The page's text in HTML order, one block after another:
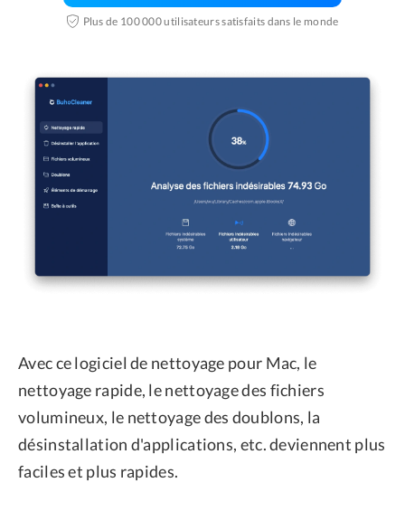
Plus de 100 000 utilisateurs satisfaits dans le monde
Avec ce logiciel de nettoyage pour Mac, le
nettoyage rapide, le nettoyage des fichiers
volumineux, le nettoyage des doublons, la
désinstallation d'applications, etc. deviennent plus
faciles et plus rapides.